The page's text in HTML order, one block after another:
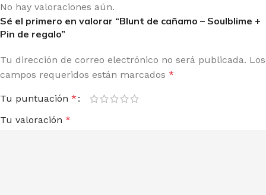
No hay valoraciones aún.
Sé el primero en valorar “Blunt de cañamo – Soulblime +
Pin de regalo”
Tu dirección de correo electrónico no será publicada. Los
campos requeridos están marcados *
Tu puntuación *
Tu valoración *